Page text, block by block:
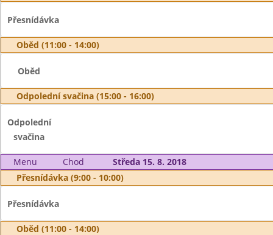
Přesnídávka
Oběd (11:00 - 14:00)
Oběd
Odpolední svačina (15:00 - 16:00)
Odpolední
svačina
Menu Chod
Středa 15. 8. 2018
Přesnídávka (9:00 - 10:00)
Přesnídávka
Oběd (11:00 - 14:00)